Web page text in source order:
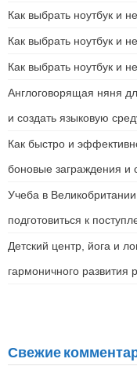
Как выбрать ноутбук и
Как выбрать ноутбук и
Как выбрать ноутбук и
Англоговорящая няня
и создать языковую
Как быстро и
боновые заграждения
Учеба в
подготовиться к
Детский центр, йога и
гармоничного развития
Свежие